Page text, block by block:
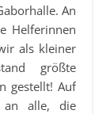
An
Helferinnen
als kleiner
größte
gestellt! Auf
an alle, die